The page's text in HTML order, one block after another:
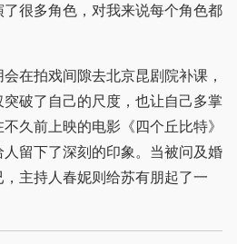
很多角色，对我来说每个角色都
拍戏间隙去北京昆剧院补课，
破了自己的尺度，也让自己多掌
久前上映的电影《四个丘比特》
留下了深刻的印象。当被问及婚
主持人春妮则给苏有朋起了一